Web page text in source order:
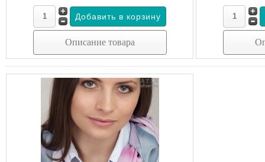
Описание товара